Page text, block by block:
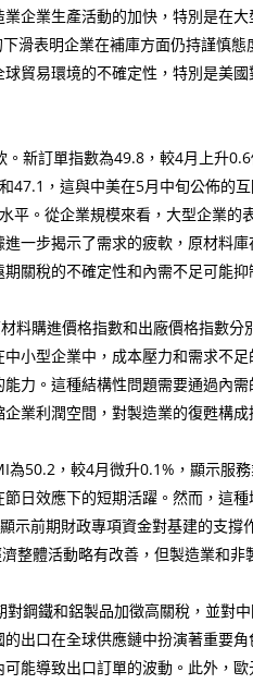
企業生產活動的加快，特別是在
滑表明企業在補庫方面仍持謹慎
貿易環境的不確定性，特別是美
新訂單指數為49.8，較4月上升
47.1，這與中美在5月中旬公佈的
平。從企業規模來看，大型企業
一步揭示了需求的疲軟，原材料
關稅的不確定性和內需不足可能抑
購進價格指數和出廠價格指數
小型企業中，成本壓力和需求不
力。這種結構性問題需要通過內
業利潤空間，對製造業的復甦構成
50.2，較4月微升0.1%，顯示服
日效應下的短期活躍。然而，這
示前期財政專項資金對基建的支
整體活動略有改善，但製造業和非
鋼鐵和鋁製品加徵高關稅，並對
出口在全球供應鏈中扮演著重要
能導致出口訂單的波動。此外，